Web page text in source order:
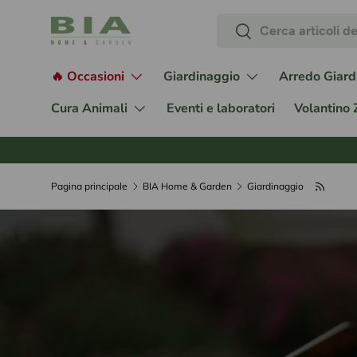
Passa ai contenuti Cerca
Cerca
🔥 Occasioni Giardinaggio
Arredo
Cura Animali
Eventi e laboratori Volantino
Pagina principale BIA Home & Garden Giardinaggio